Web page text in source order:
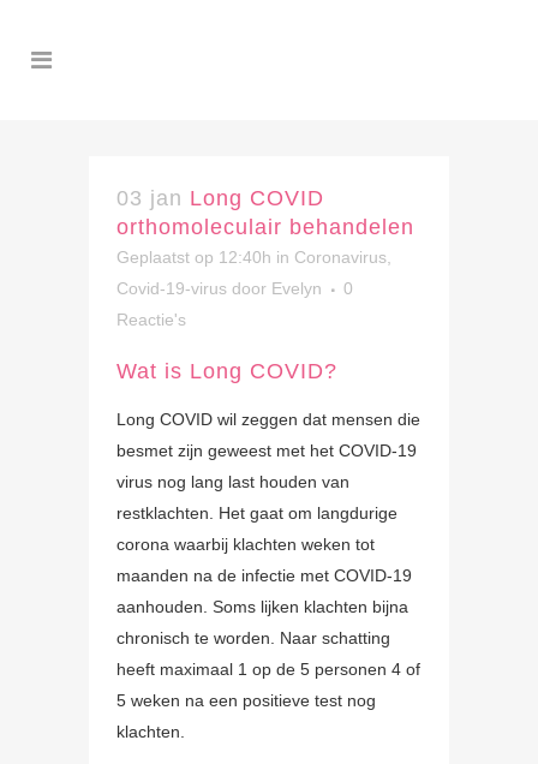
03 jan Long COVID
orthomoleculair behandelen
Geplaatst op 12:40h in Coronavirus,
Covid-19-virus door Evelyn
0
Reactie's
Wat is Long COVID?
Long COVID wil zeggen dat mensen die
besmet zijn geweest met het COVID-19
virus nog lang last houden van
restklachten. Het gaat om langdurige
corona waarbij klachten weken tot
maanden na de infectie met COVID-19
aanhouden. Soms lijken klachten bijna
chronisch te worden. Naar schatting
heeft maximaal 1 op de 5 personen 4 of
5 weken na een positieve test nog
klachten.